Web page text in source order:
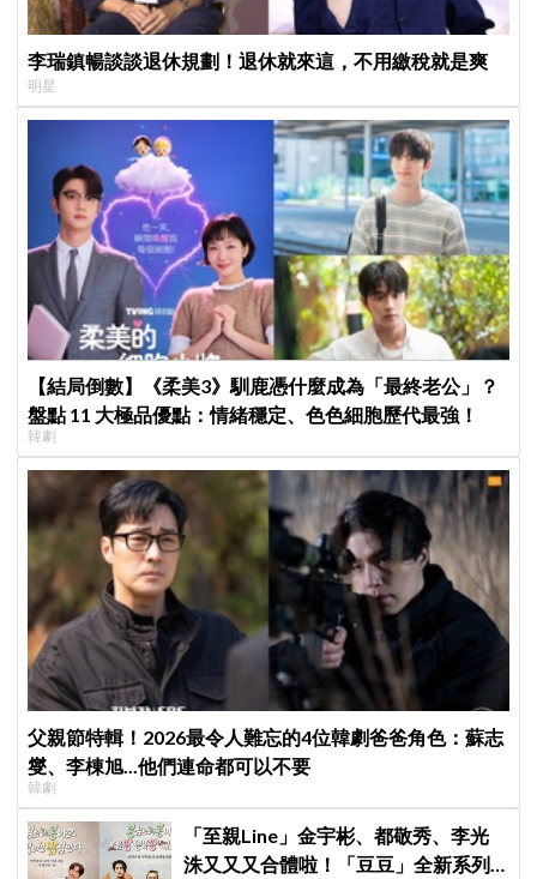
李瑞鎮暢談談退休規劃！退休就來這，不用繳稅就是爽
明星
【結局倒數】《柔美3》馴鹿憑什麼成為「最終老公」？
盤點 11 大極品優點：情緒穩定、色色細胞歷代最強！
韓劇
父親節特輯！2026最令人難忘的4位韓劇爸爸角色：蘇志
燮、李棟旭...他們連命都可以不要
韓劇
「至親Line」金宇彬、都敬秀、李光
洙又又又合體啦！「豆豆」全新系列